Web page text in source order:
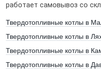
Я даю свое согласие на
работает самовывоз со
Твердотопливные котлы в
Твердотопливные котлы в
Твердотопливные котлы в
Твердотопливные котлы в